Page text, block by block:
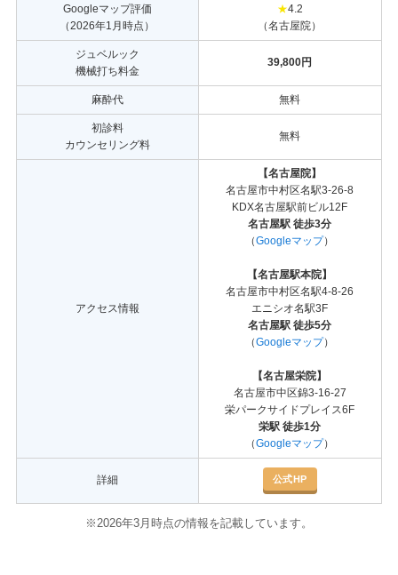
Googleマップ評価
（2026年1月時点）
★4.2
（名古屋院）
ジュベルック
機械打ち料金
39,800円
麻酔代 無料
初診料
カウンセリング料
無料
アクセス情報
【名古屋院】
名古屋市中村区名駅3-26-8
KDX名古屋駅前ビル12F
名古屋駅 徒歩3分
（Googleマップ）
【名古屋駅本院】
名古屋市中村区名駅4-8-26
エニシオ名駅3F
名古屋駅 徒歩5分
（Googleマップ）
【名古屋栄院】
名古屋市中区錦3-16-27
栄パークサイドプレイス6F
栄駅 徒歩1分
（Googleマップ）
詳細 公式HP
※2026年3月時点の情報を記載しています。